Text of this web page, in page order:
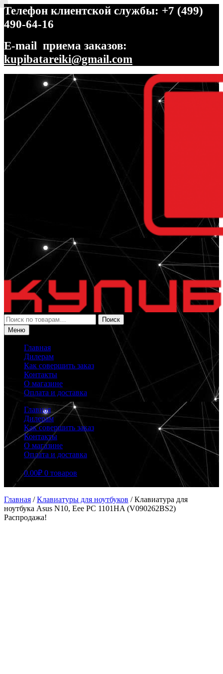
Телефон клиентской службы: +7 (499)
490-64-16
E-mail приема заказов:
kupibatareiki@gmail.com
Перейти
навигации
Перейти
содержимому
Искать:
Поиск
Меню
Главная
Дилерам
Как совершить заказ
Контакты
О магазине
Оплата и доставка
Главная
Дилерам
Как совершить заказ
Контакты
О магазине
Оплата и доставка
0.00₽ 0 товаров
Главная /Клавиатуры для ноутбуков /Клавиатура для
ноутбука Asus N10, Eee PC 1101HA (V090262BS2)
Распродажа!